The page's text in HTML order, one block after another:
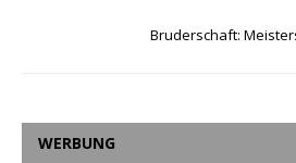
Bruderschaft:
WERBUNG